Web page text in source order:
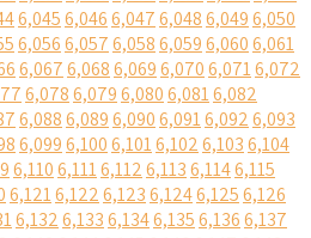
6,0456,0466,0476,0486,0496,050
6,0566,0576,0586,0596,0606,061
6,0676,0686,0696,0706,0716,072
6,0786,0796,0806,0816,082
6,0886,0896,0906,0916,0926,093
6,0996,1006,1016,1026,1036,104
6,1106,1116,1126,1136,1146,115
6,1216,1226,1236,1246,1256,126
6,1326,1336,1346,1356,1366,137